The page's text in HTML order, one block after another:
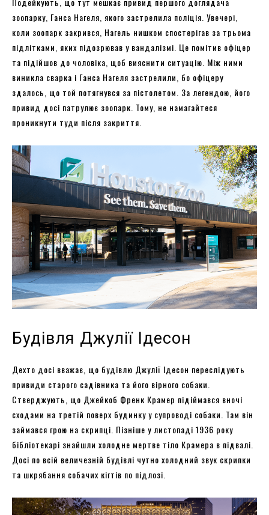
зоопарку, Ганса Нагеля, якого застрелила поліція. Увечері,
коли зоопарк закрився, Нагель нишком спостерігав за трьома
підлітками, яких підозрював у вандалізмі. Це помітив офіцер
та підійшов до чоловіка, щоб вияснити ситуацію. Між ними
виникла сварка і Ганса Нагеля застрелили, бо офіцеру
здалось, що той потягнувся за пістолетом. За легендою, його
привид досі патрулює зоопарк. Тому, не намагайтеся
проникнути туди після закриття.
Будівля Джулії Ідесон
Дехто досі вважає, що будівлю Джулії Ідесон переслідують
привиди старого садівника та його вірного собаки.
Стверджують, що Джейкоб Френк Крамер підіймався вночі
сходами на третій поверх будинку у супроводі собаки. Там він
займався грою на скрипці. Пізніше у листопаді 1936 року
бібліотекарі знайшли холодне мертве тіло Крамера в підвалі.
Досі по всій величезній будівлі чутно холодний звук скрипки
та шкрябання собачих кігтів по підлозі.